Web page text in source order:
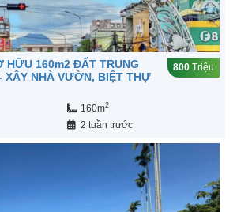
HỮU 160m2 ĐẤT TRUNG
XÂY NHÀ VƯỜN, BIỆT THỰ
800 Triệu
160m2
2 tuần trước